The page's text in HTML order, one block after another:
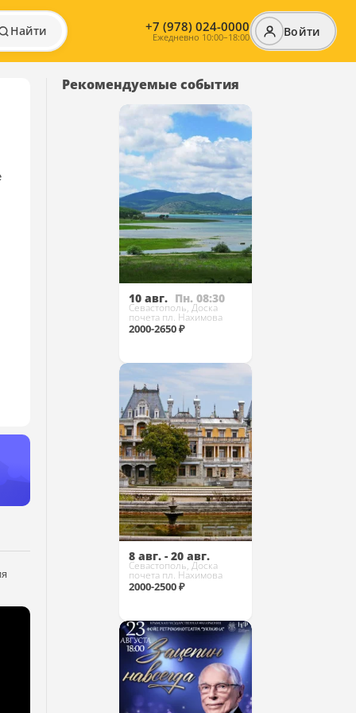
Найти +7 (978) 024-0000
Ежедневно 10:00–18:00 Войти
Рекомендуемые события
10 авг. Пн. 08:30
Севастополь, Доска
почета пл. Нахимова
2000-2650 ₽
Купить
8 авг. - 20 авг.
Севастополь, Доска
почета пл. Нахимова
2000-2500 ₽
Купить